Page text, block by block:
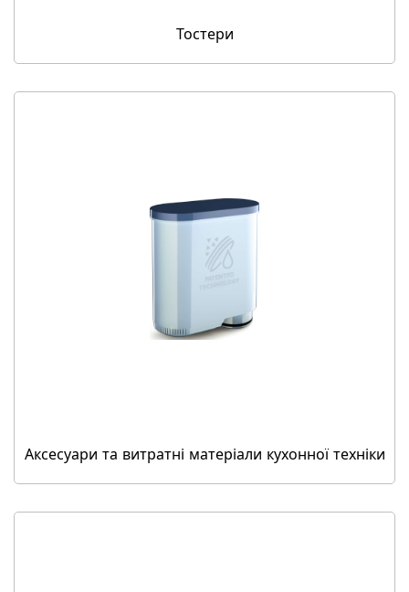
Тостери
Аксесуари та витратні матеріали кухонної техніки